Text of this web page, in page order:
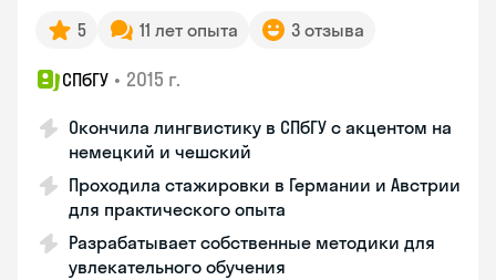
5 11 лет опыта 3 отзыва
СПбГУ • 2015 г.
Окончила лингвистику в СПбГУ с акцентом на
немецкий и чешский
Проходила стажировки в Германии и Австрии
для практического опыта
Разрабатывает собственные методики для
увлекательного обучения